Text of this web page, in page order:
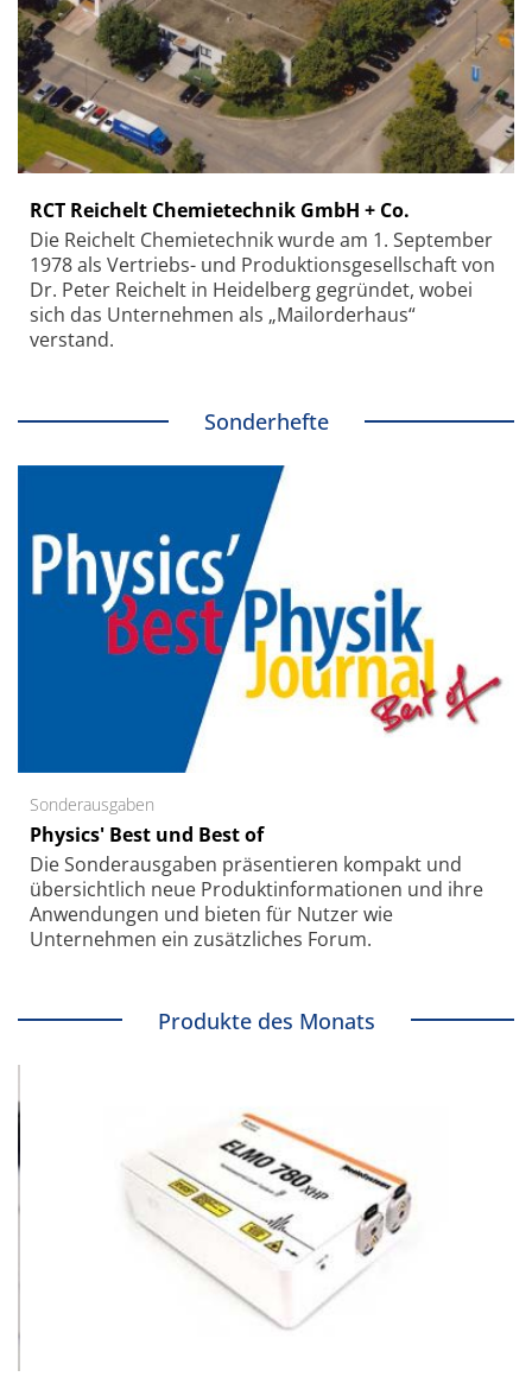
RCT Reichelt Chemietechnik GmbH + Co.
Die Reichelt Chemietechnik wurde am 1. September
1978 als Vertriebs- und Produktionsgesellschaft von
Dr. Peter Reichelt in Heidelberg gegründet, wobei
sich das Unternehmen als „Mailorderhaus“
verstand.
Sonderhefte
Sonderausgaben
Physics' Best und Best of
Die Sonder­ausgaben präsentieren kompakt und
übersichtlich neue Produkt­informationen und ihre
Anwendungen und bieten für Nutzer wie
Unternehmen ein zusätzliches Forum.
Produkte des Monats